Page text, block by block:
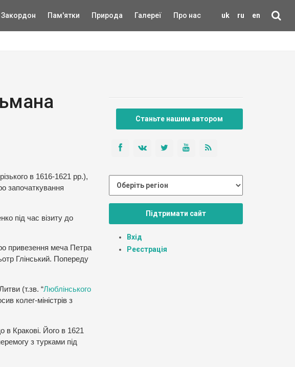
uk ru en
Закордон Пам'ятки Природа Галереї Про нас
в 1616-1621 рр.),
започаткування
під час візиту до
привезення меча Петра
Глінський. Попереду
(т.зв. “Люблінського
колег-міністрів з
в Кракові. Його в 1621
з турками під
Станьте нашим автором
Підтримати сайт
Вхід
Реєстрація